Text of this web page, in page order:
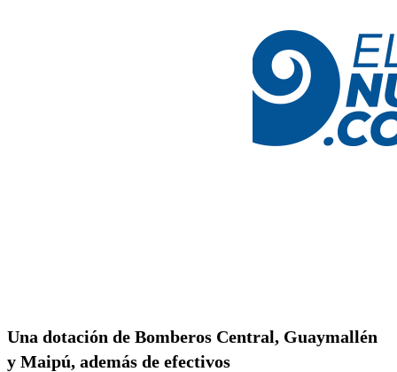
Una dotación de Bomberos Central, Guaymallén
y Maipú, además de efectivos